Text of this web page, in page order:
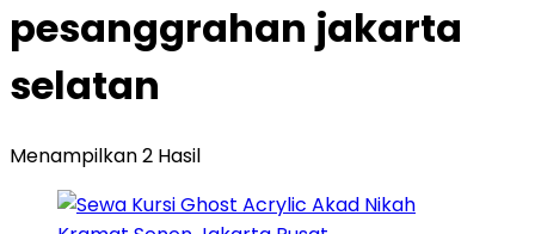
pesanggrahan jakarta
selatan
Menampilkan 2 Hasil